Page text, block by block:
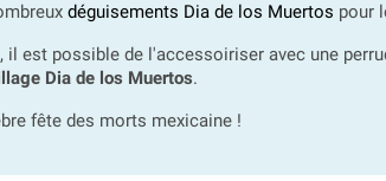
déguisements Dia de los Muertos pour
il est possible de l'accessoiriser avec une
Dia de los Muertos.
fête des morts mexicaine !